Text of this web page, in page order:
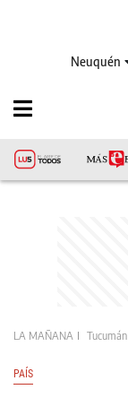
Neuquén
LA MAÑANA Tucumán
PAÍS